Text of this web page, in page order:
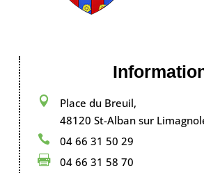

Place du Breuil,
48120 St-Alban sur
 04 66 31 50 29
 04 66 31 58 70